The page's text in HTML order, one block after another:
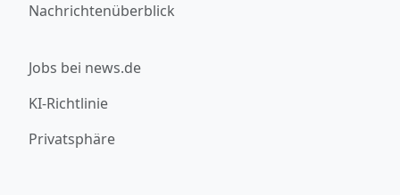
Nachrichtenüberblick
Jobs bei news.de
KI-Richtlinie
Privatsphäre